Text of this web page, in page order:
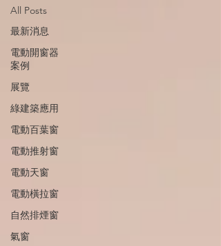
All Posts
最新消息
電動開窗器
案例
展覽
綠建築應用
電動百葉窗
電動推射窗
電動天窗
電動橫拉窗
自然排煙窗
氣窗